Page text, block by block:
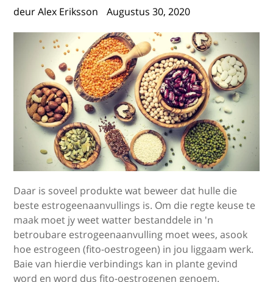
deur Alex Eriksson Augustus 30, 2020
Daar is soveel produkte wat beweer dat hulle die
beste estrogeenaanvullings is. Om die regte keuse te
maak moet jy weet watter bestanddele in 'n
betroubare estrogeenaanvulling moet wees, asook
hoe estrogeen (fito-oestrogeen) in jou liggaam werk.
Baie van hierdie verbindings kan in plante gevind
word en word dus fito-oestrogenen genoem.